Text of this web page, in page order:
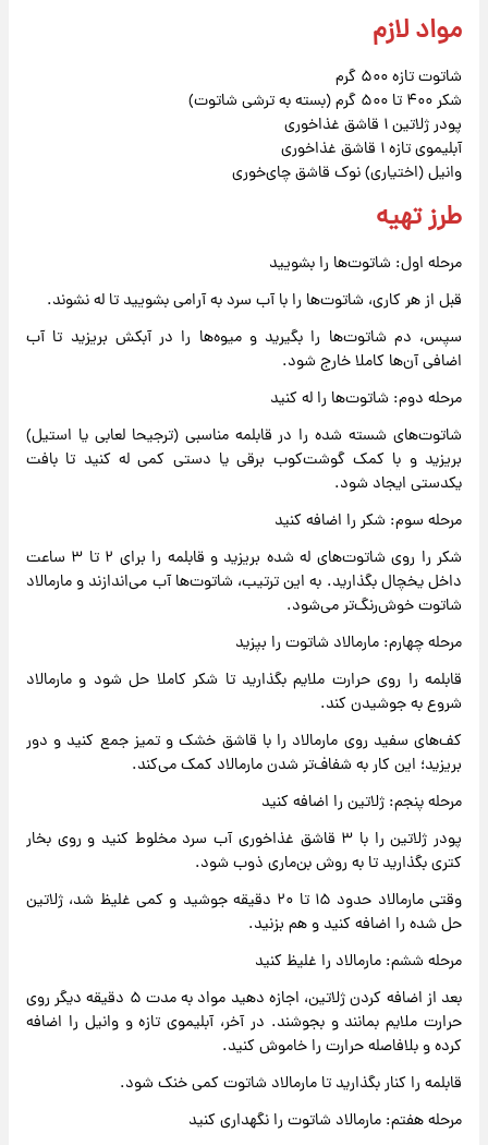
مواد لازم
شاتوت تازه ۵۰۰ گرم
شکر ۴۰۰ تا ۵۰۰ گرم (بسته به ترشی شاتوت)
پودر ژلاتین ۱ قاشق غذاخوری
آبلیموی تازه ۱ قاشق غذاخوری
وانیل (اختیاری) نوک قاشق چای‌خوری
طرز تهیه
مرحله اول: شاتوت‌ها را بشویید
قبل از هر کاری، شاتوت‌ها را با آب سرد به آرامی بشویید تا له نشوند.
سپس، دم شاتوت‌ها را بگیرید و میوه‌ها را در آبکش بریزید تا آب
اضافی آن‌ها کاملا خارج شود.
مرحله دوم: شاتوت‌ها را له کنید
شاتوت‌های شسته شده را در قابلمه مناسبی (ترجیحا لعابی یا استیل)
بریزید و با کمک گوشت‌کوب برقی یا دستی کمی له کنید تا بافت
یکدستی ایجاد شود.
مرحله سوم: شکر را اضافه کنید
شکر را روی شاتوت‌های له شده بریزید و قابلمه را برای ۲ تا ۳ ساعت
داخل یخچال بگذارید. به این ترتیب، شاتوت‌ها آب می‌اندازند و مارمالاد
شاتوت خوش‌رنگ‌تر می‌شود.
مرحله چهارم: مارمالاد شاتوت را بپزید
قابلمه را روی حرارت ملایم بگذارید تا شکر کاملا حل شود و مارمالاد
شروع به جوشیدن کند.
کف‌های سفید روی مارمالاد را با قاشق خشک و تمیز جمع کنید و دور
بریزید؛ این کار به شفاف‌تر شدن مارمالاد کمک می‌کند.
مرحله پنجم: ژلاتین را اضافه کنید
پودر ژلاتین را با ۳ قاشق غذاخوری آب سرد مخلوط کنید و روی بخار
کتری بگذارید تا به روش بن‌ماری ذوب شود.
وقتی مارمالاد حدود ۱۵ تا ۲۰ دقیقه جوشید و کمی غلیظ شد، ژلاتین
حل شده را اضافه کنید و هم بزنید.
مرحله ششم: مارمالاد را غلیظ کنید
بعد از اضافه کردن ژلاتین، اجازه دهید مواد به مدت ۵ دقیقه دیگر روی
حرارت ملایم بمانند و بجوشند. در آخر، آبلیموی تازه و وانیل را اضافه
کرده و بلافاصله حرارت را خاموش کنید.
قابلمه را کنار بگذارید تا مارمالاد شاتوت کمی خنک شود.
مرحله هفتم: مارمالاد شاتوت را نگهداری کنید